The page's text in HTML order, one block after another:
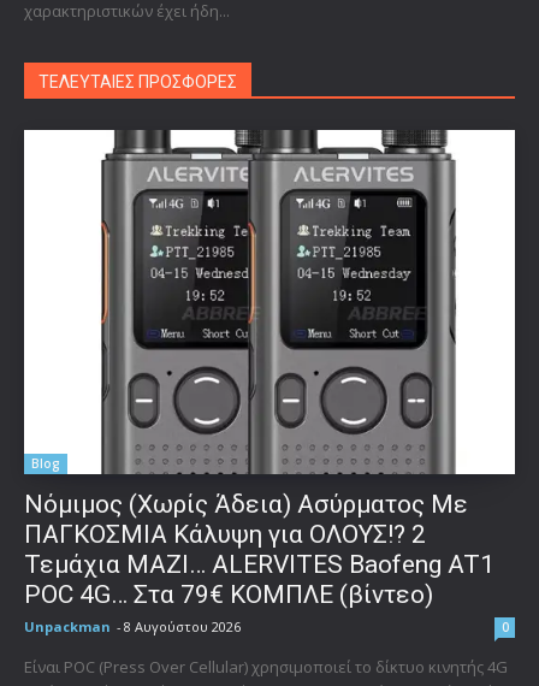
χαρακτηριστικών έχει ήδη...
ΤΕΛΕΥΤΑΙΕΣ ΠΡΟΣΦΟΡΕΣ
Blog
Νόμιμος (Χωρίς Άδεια) Ασύρματος Με
ΠΑΓΚΟΣΜΙΑ Κάλυψη για ΟΛΟΥΣ!? 2
Τεμάχια ΜΑΖΙ… ALERVITES Baofeng AT1
POC 4G… Στα 79€ ΚΟΜΠΛΕ (βίντεο)
Unpackman - 8 Αυγούστου 2026 0
Είναι POC (Press Over Cellular) χρησιμοποιεί το δίκτυο κινητής 4G